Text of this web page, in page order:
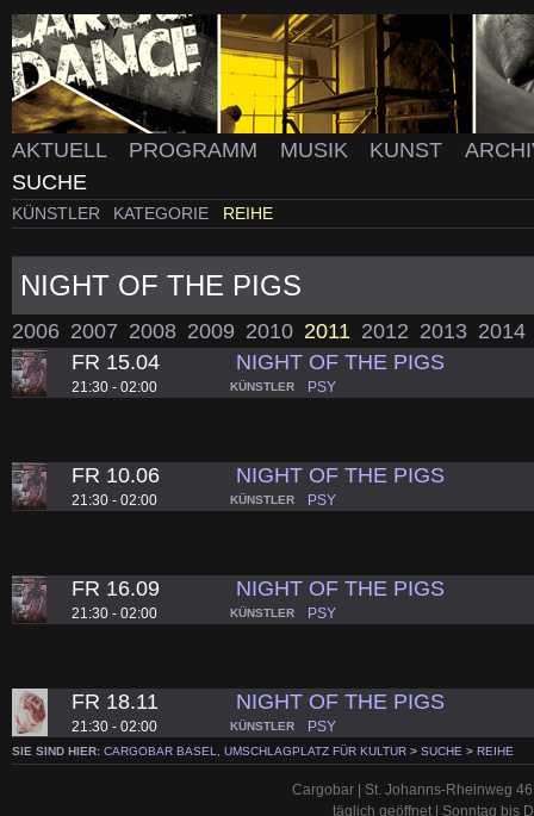
AKTUELL PROGRAMM MUSIK KUNST
SUCHE
KÜNSTLER KATEGORIE REIHE
NIGHT OF THE PIGS
2006 2007 2008 2009 2010 2011 2012 2013 2014
FR 15.04
21:30 - 02:00
NIGHT OF THE PIGS
KÜNSTLER PSY
FR 10.06
21:30 - 02:00
NIGHT OF THE PIGS
KÜNSTLER PSY
FR 16.09
21:30 - 02:00
NIGHT OF THE PIGS
KÜNSTLER PSY
FR 18.11
21:30 - 02:00
NIGHT OF THE PIGS
KÜNSTLER PSY
SIE SIND HIER: CARGOBAR BASEL, UMSCHLAGPLATZ FÜR KULTUR > SUCHE > REIHE
Cargobar | St. Johanns-Rheinweg
täglich geöffnet | Sonntag bis